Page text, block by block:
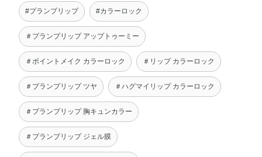
#プランプリップ #カラーロック
＃プランプリップ アップトゥーミー
＃ポイントメイク カラーロック ＃リップ カラーロック
＃プランプリップ ツヤ ＃ハグマイリップ カラーロック
＃プランプリップ 胸キュンカラー
＃プランプリップ ジェル膜